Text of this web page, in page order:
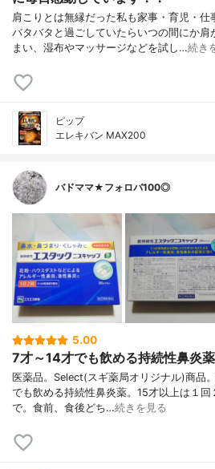
肩こりとは無縁だった私も家事・育児・
バタバタと過ごしていたらいつの間にか肩
まい、湿布やマッサージなどを試し…続き
ピップ
エレキバン MAX200
バドママ★フォロバ100◎
5.00
7才～14才でも飲める持続性鼻炎薬
医薬品。Select(スギ薬局オリジナル)商品
でも飲める持続性鼻炎薬。15才以上は１
で。食前、食後どち…続きを見る